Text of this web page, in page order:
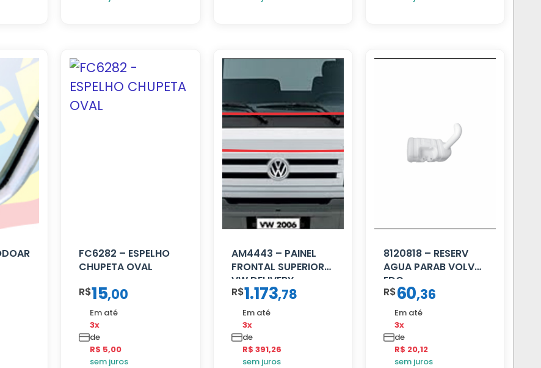
FC6282 – ESPELHO
CHUPETA OVAL
R$15,00
Em até
3x
de
R$ 5,00
sem juros
AM4443 – PAINEL
FRONTAL SUPERIOR
VW DELIVERY
R$1.173,78
Em até
3x
de
R$ 391,26
sem juros
8120818 – RESERV
AGUA PARAB VOLVO
EDC
R$60,36
Em até
3x
de
R$ 20,12
sem juros